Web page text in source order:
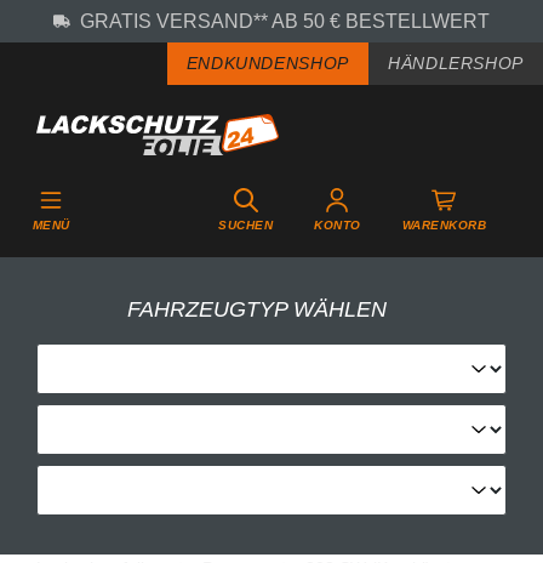
Zum Hauptinhalt springen
GRATIS VERSAND** AB 50 € BESTELLWERT
ENDKUNDENSHOP HÄNDLERSHOP
MENÜ SUCHEN KONTO WARENKORB
FAHRZEUGTYP WÄHLEN